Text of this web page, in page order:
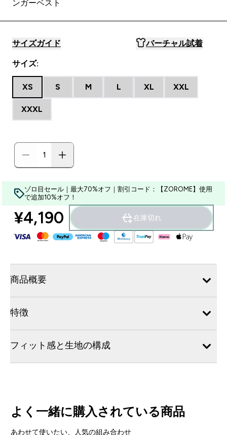
ンガーベスト
サイズガイド バーチャル試着
サイズ:
XS S M L XL XXL
XXXL
ゾロ目セール｜最大70%オフ｜割引コード：【ZOROME】使用
で追加10%オフ！
¥4,190‎ 在庫切れ
商品概要
特徴
フィット感と生地の構成
よく一緒に購入されている商品
あわせて使いたい、人気の組み合わせ